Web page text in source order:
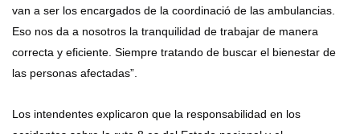
van a ser los encargados de la coordinació de las ambulancias.
Eso nos da a nosotros la tranquilidad de trabajar de manera
correcta y eficiente. Siempre tratando de buscar el bienestar de
las personas afectadas”.
Los intendentes explicaron que la responsabilidad en los